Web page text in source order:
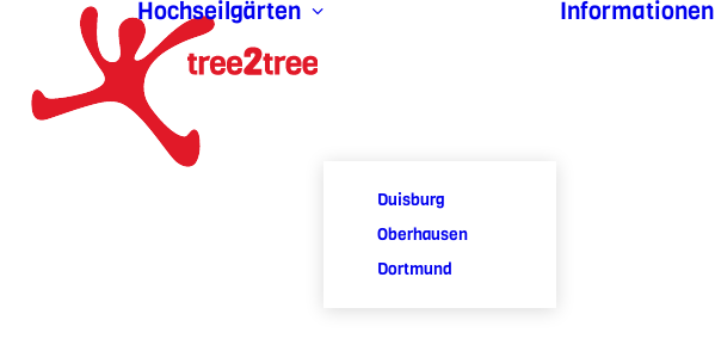
Hochseilgärten
Duisburg
Oberhausen
Dortmund
Informationen